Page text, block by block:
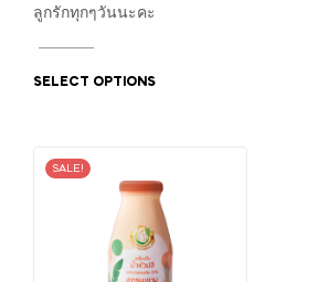
ลูกรักทุกๆวันนะคะ
SELECT OPTIONS
SALE!